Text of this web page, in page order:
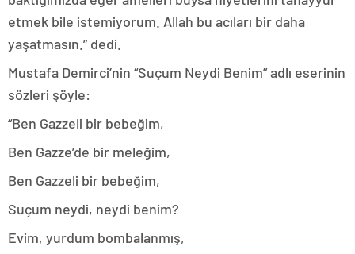
etmek bile istemiyorum. Allah bu acıları bir daha
yaşatmasın.” dedi.
Mustafa Demirci’nin “Suçum Neydi Benim” adlı eserinin
sözleri şöyle:
“Ben Gazzeli bir bebeğim,
Ben Gazze’de bir meleğim,
Ben Gazzeli bir bebeğim,
Suçum neydi, neydi benim?
Evim, yurdum bombalanmış,